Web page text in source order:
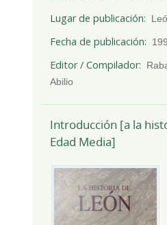
Lugar de publicación
Fecha de publicación
Editor / Compilador
Abilio
Introducción [a la
Edad Media]